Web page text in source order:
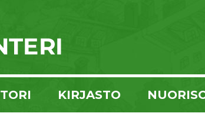
TORI KIRJASTO